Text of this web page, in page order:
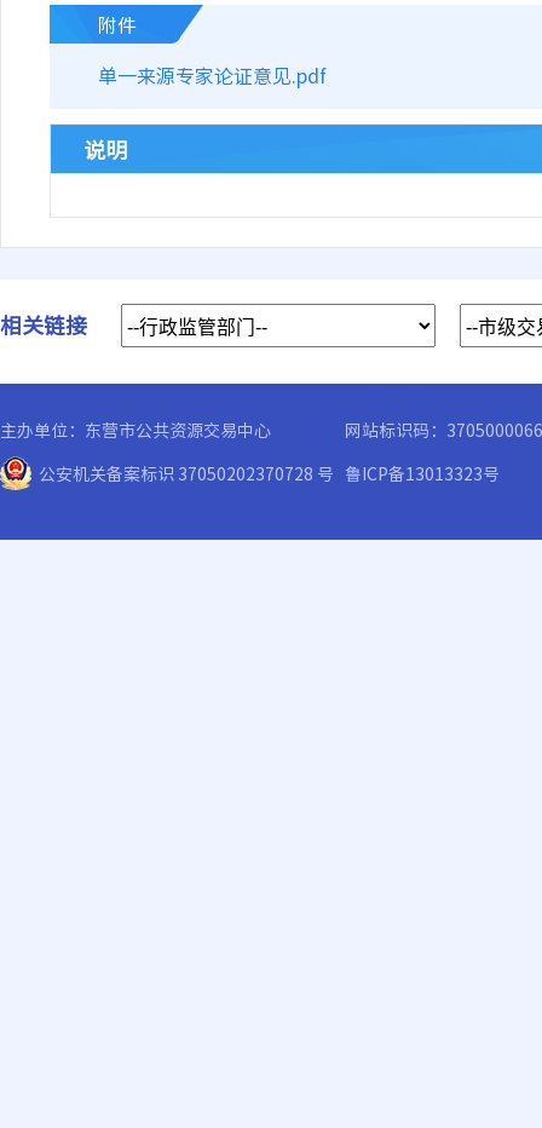
附件
单一来源专家论证意见.pdf
说明
相关链接
主办单位：东营市公共资源交易中心
网站标识码：3705000066
公安机关备案标识 37050202370728 号 鲁ICP备13013323号